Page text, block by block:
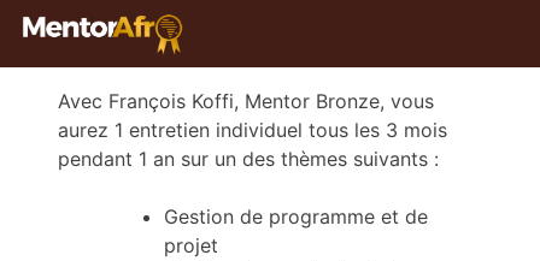
Avec François Koffi, Mentor Bronze, vous
aurez 1 entretien individuel tous les 3 mois
pendant 1 an sur un des thèmes suivants :
Gestion de programme et de
projet